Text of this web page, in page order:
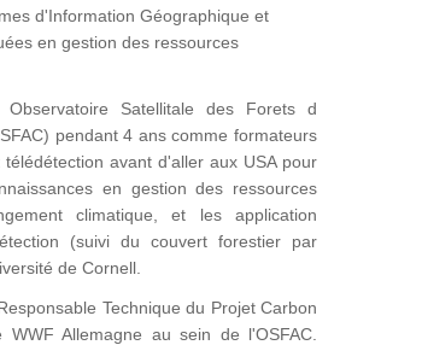
d'Information Géographique et
en gestion des ressources
Satellitale des Forets d
pendant 4 ans comme formateurs
avant d'aller aux USA pour
en gestion des ressources
climatique, et les application
(suivi du couvert forestier par
de Cornell.
Technique du Projet Carbon
Allemagne au sein de l'OSFAC.